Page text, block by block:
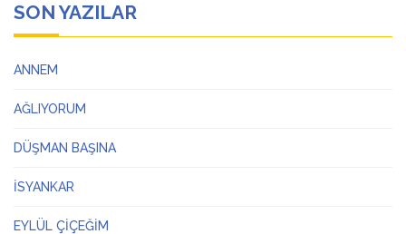
SON YAZILAR
ANNEM
AĞLIYORUM
DÜŞMAN BAŞINA
İSYANKAR
EYLÜL ÇİÇEĞİM